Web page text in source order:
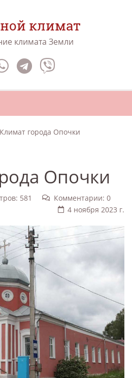
климат
климата Земли
Климат города Опочки
Опочки
581
Комментарии: 0
4 ноября 2023 г.